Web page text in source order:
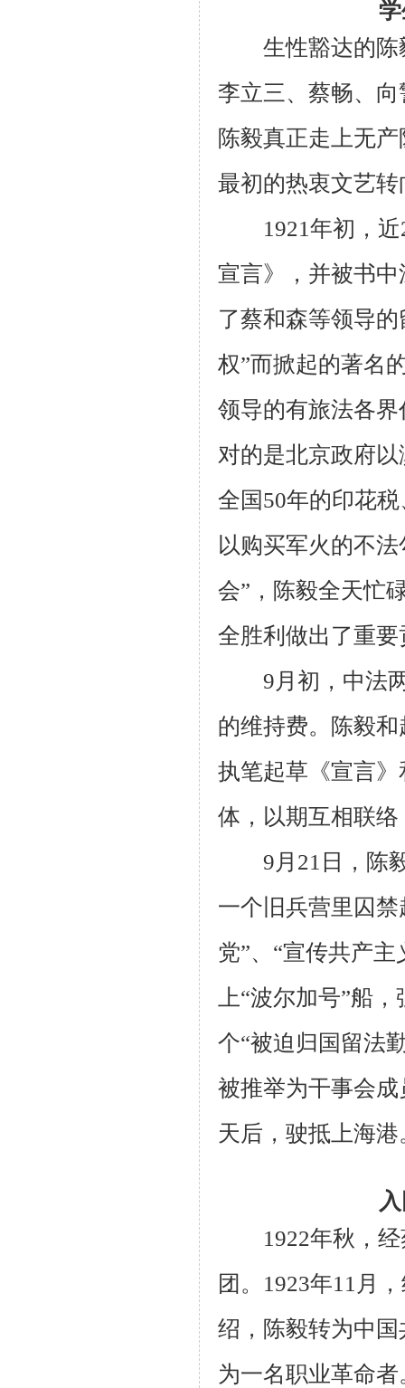
生性豁达的陈
李立三、蔡畅、
陈毅真正走上无
最初的热衷文艺
1921年初，近
宣言》，并被书
了蔡和森等领导
权”而掀起的著名
领导的有旅法各
对的是北京政府
全国50年的印花
以购买军火的不
会”，陈毅全天忙
全胜利做出了重要
9月初，中法两
的维持费。陈毅
执笔起草《宣言
体，以期互相联
9月21日，陈毅
一个旧兵营里囚
党”、“宣传共产
上“波尔加号”船
个“被迫归国留法
被推举为干事会
天后，驶抵上海港
1922年秋，经
团。1923年11月
绍，陈毅转为中
为一名职业革命